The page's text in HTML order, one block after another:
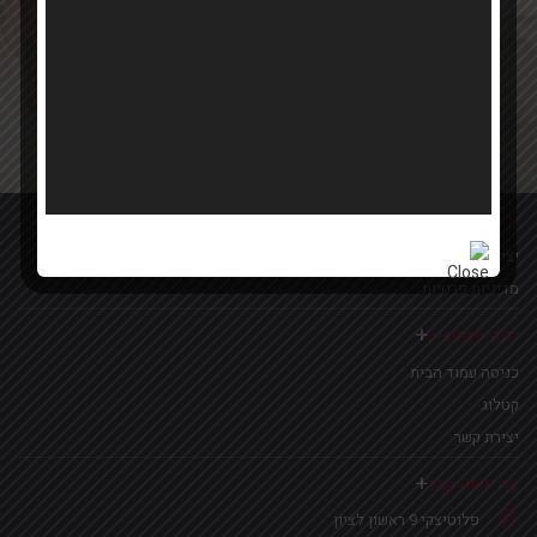
מידע נוסף
יצירת קשר
מדיניות פרטיות
לינקים נפוצים
כניסה עמוד הבית
קטלוג
יצירת קשר
צרו איתנו קשר
פלוטיצקי 9 ראשון לציון